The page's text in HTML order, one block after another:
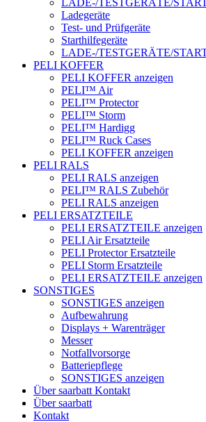
LADE-/TESTGERÄTE/
Ladegeräte
Test- und Prüfgeräte
Starthilfegeräte
LADE-/TESTGERÄTE/
PELI KOFFER
PELI KOFFER anzeigen
PELI™ Air
PELI™ Protector
PELI™ Storm
PELI™ Hardigg
PELI™ Ruck Cases
PELI KOFFER anzeigen
PELI RALS
PELI RALS anzeigen
PELI™ RALS Zubehör
PELI RALS anzeigen
PELI ERSATZTEILE
PELI ERSATZTEILE anzeigen
PELI Air Ersatzteile
PELI Protector Ersatzteile
PELI Storm Ersatzteile
PELI ERSATZTEILE anzeigen
SONSTIGES
SONSTIGES anzeigen
Aufbewahrung
Displays + Warenträger
Messer
Notfallvorsorge
Batteriepflege
SONSTIGES anzeigen
Über saarbatt Kontakt
Über saarbatt
Kontakt